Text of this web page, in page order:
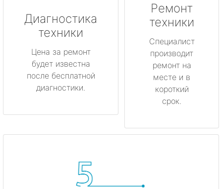
Диагностика
техники
Цена за ремонт
будет известна
после бесплатной
диагностики.
Ремонт
техники
Специалист
производит
ремонт на
месте и в
короткий
срок.